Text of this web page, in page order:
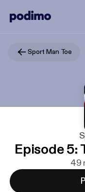
Sport Man Toe
Episode 5:
49